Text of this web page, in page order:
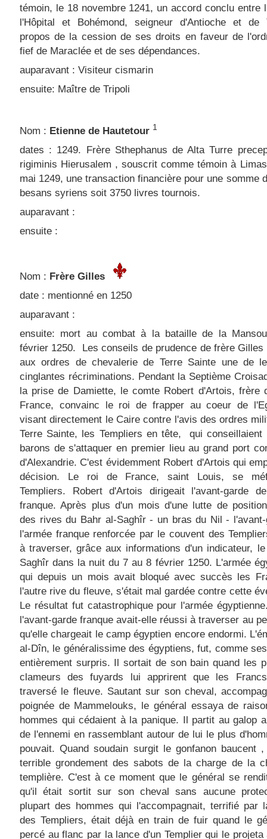
témoin, le 18 novembre 1241, un accord conclu entre
l'Hôpital et Bohémond, seigneur d'Antioche et de
propos de la cession de ses droits en faveur de
fief de Maraclée et de ses dépendances.
auparavant : Visiteur cismarin
ensuite: Maître de Tripoli
Nom : Etienne de Hautetour 1
dates : 1249. Frère Sthephanus de Alta Turre
rigiminis Hierusalem , souscrit comme témoin à
mai 1249, une transaction financière pour une somme
besans syriens soit 3750 livres tournois.
auparavant :
ensuite :
Nom : Frère Gilles
date : mentionné en 1250
auparavant :
ensuite: mort au combat à la bataille de la
février 1250. Les conseils de prudence de frère Gilles
aux ordres de chevalerie de Terre Sainte une de
cinglantes récriminations. Pendant la Septième
la prise de Damiette, le comte Robert d'Artois, frère
France, convainc le roi de frapper au coeur de
visant directement le Caire contre l'avis des ordres
Terre Sainte, les Templiers en tête, qui conseillaient
barons de s'attaquer en premier lieu au grand port
d'Alexandrie. C'est évidemment Robert d'Artois qui
décision. Le roi de France, saint Louis, se
Templiers. Robert d'Artois dirigeait l'avant-garde
franque. Après plus d'un mois d'une lutte de
des rives du Bahr al-Saghîr - un bras du Nil - l'avant-
l'armée franque renforcée par le couvent des
à traverser, grâce aux informations d'un indicateur,
Saghîr dans la nuit du 7 au 8 février 1250. L'armée
qui depuis un mois avait bloqué avec succès les
l'autre rive du fleuve, s'était mal gardée contre cette
Le résultat fut catastrophique pour l'armée
l'avant-garde franque avait-elle réussi à traverser au
qu'elle chargeait le camp égyptien encore endormi.
al-Dîn, le généralissime des égyptiens, fut, comme
entièrement surpris. Il sortait de son bain quand les
clameurs des fuyards lui apprirent que les
traversé le fleuve. Sautant sur son cheval,
poignée de Mammelouks, le général essaya de
hommes qui cédaient à la panique. Il partit au galop
de l'ennemi en rassemblant autour de lui le plus
pouvait. Quand soudain surgit le gonfanon baucent
terrible grondement des sabots de la charge de la
templière. C'est à ce moment que le général se
qu'il était sortit sur son cheval sans aucune
plupart des hommes qui l'accompagnait, terrifié par
des Templiers, était déjà en train de fuir quand le
percé au flanc par la lance d'un Templier qui le